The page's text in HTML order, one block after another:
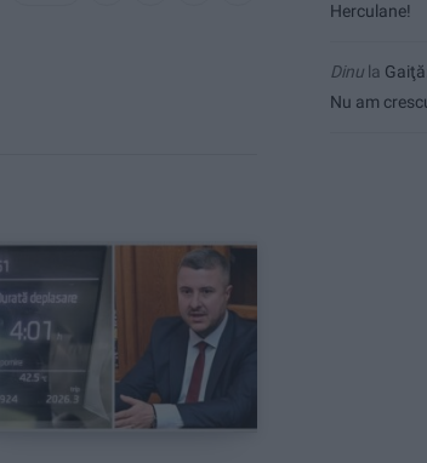
Herculane!
Dinu la
Nu am